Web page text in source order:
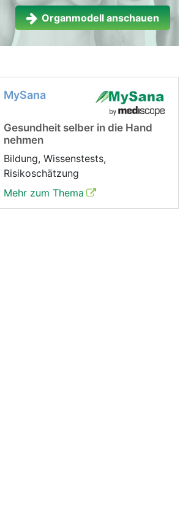
Organmodell anschauen
MySana
Gesundheit selber in die Hand
nehmen
Bildung, Wissenstests,
Risikoschätzung
Mehr zum Thema